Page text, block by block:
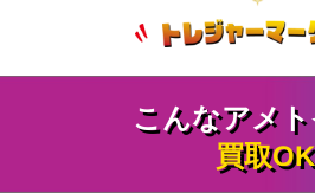
こんなアメ
買取OK